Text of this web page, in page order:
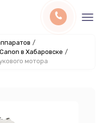
/
в Хабаровске /
мотора